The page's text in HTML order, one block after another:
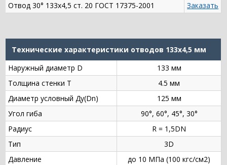
Отвод 30° 133х4,5 ст. 20 ГОСТ 17375-2001
Заказать
Технические характеристики отводов 133х4,5 мм
Наружный диаметр D
133 мм
Толщина стенки Т
4.5 мм
Диаметр условный Ду(Dn)
125 мм
Угол гиба
90°, 60°, 45°, 30°
Радиус
R = 1,5DN
Тип
3D
Давление
до 10 МПа (100 кгс/см2)